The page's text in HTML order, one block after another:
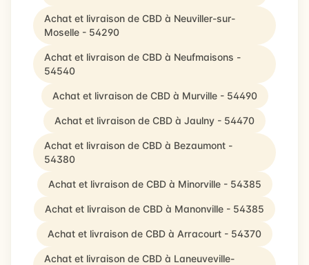
Achat et livraison de CBD à Neuviller-sur-
Moselle - 54290
Achat et livraison de CBD à Neufmaisons -
54540
Achat et livraison de CBD à Murville - 54490
Achat et livraison de CBD à Jaulny - 54470
Achat et livraison de CBD à Bezaumont -
54380
Achat et livraison de CBD à Minorville - 54385
Achat et livraison de CBD à Manonville - 54385
Achat et livraison de CBD à Arracourt - 54370
Achat et livraison de CBD à Laneuveville-